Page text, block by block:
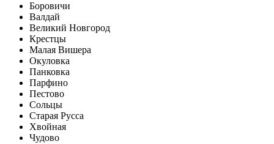
Боровичи
Валдай
Великий Новгород
Крестцы
Малая Вишера
Окуловка
Панковка
Парфино
Пестово
Сольцы
Старая Русса
Хвойная
Чудово